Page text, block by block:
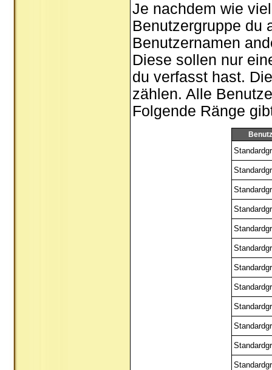
Je nachdem wie
Benutzergruppe du
Benutzernamen
Diese sollen nur
du verfasst hast.
zählen. Alle
Folgende Ränge